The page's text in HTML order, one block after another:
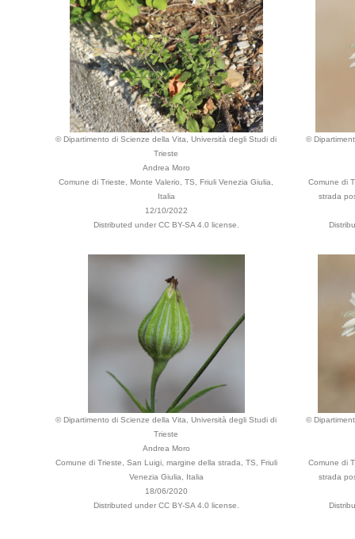
© Dipartimento di Scienze della Vita, Università degli Studi di
Trieste
Andrea Moro
Comune di Trieste, Monte Valerio, TS, Friuli Venezia Giulia,
Italia
12/10/2022
Distributed under CC BY-SA 4.0 license.
©
Comune di
strada
© Dipartimento di Scienze della Vita, Università degli Studi di
Trieste
Andrea Moro
Comune di Trieste, San Luigi, margine della strada, TS, Friuli
Venezia Giulia, Italia
18/06/2020
Distributed under CC BY-SA 4.0 license.
©
Comune di
strada